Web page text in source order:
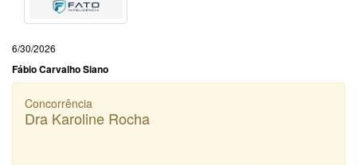
6/30/2026
Fábio Carvalho Siano
Concorrência
Dra Karoline Rocha